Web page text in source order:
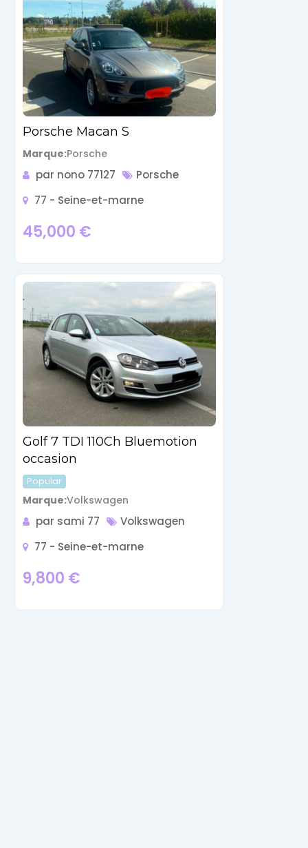
Porsche Macan S
Marque Porsche
par nono 77127
Porsche
77 - Seine-et-marne
45,000 €
Golf 7 TDI 110Ch Bluemotion
occasion
Popular
Marque Volkswagen
par sami 77
Volkswagen
77 - Seine-et-marne
9,800 €